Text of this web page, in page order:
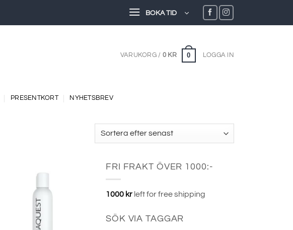
BOKA TID
VARUKORG / 0 KR 0 LOGGA IN
PRESENTKORT NYHETSBREV
FRI FRAKT ÖVER 1000:-
1000 kr left for free shipping
SÖK VIA TAGGAR